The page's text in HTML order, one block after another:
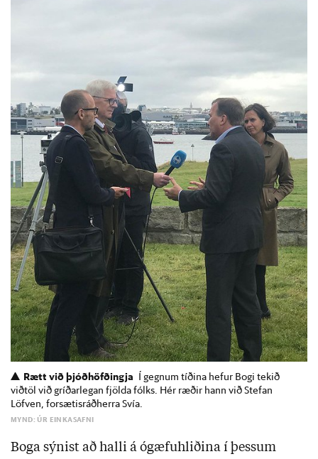
Rætt við þjóðhöfðingja Í gegnum tíðina hefur Bogi tekið
viðtöl við gríðarlegan fjölda fólks. Hér ræðir hann við Stefan
Löfven, forsætisráðherra Svía.
MYND: ÚR EINKASAFNI
Boga sýnist að halli á ógæfuhliðina í þessum